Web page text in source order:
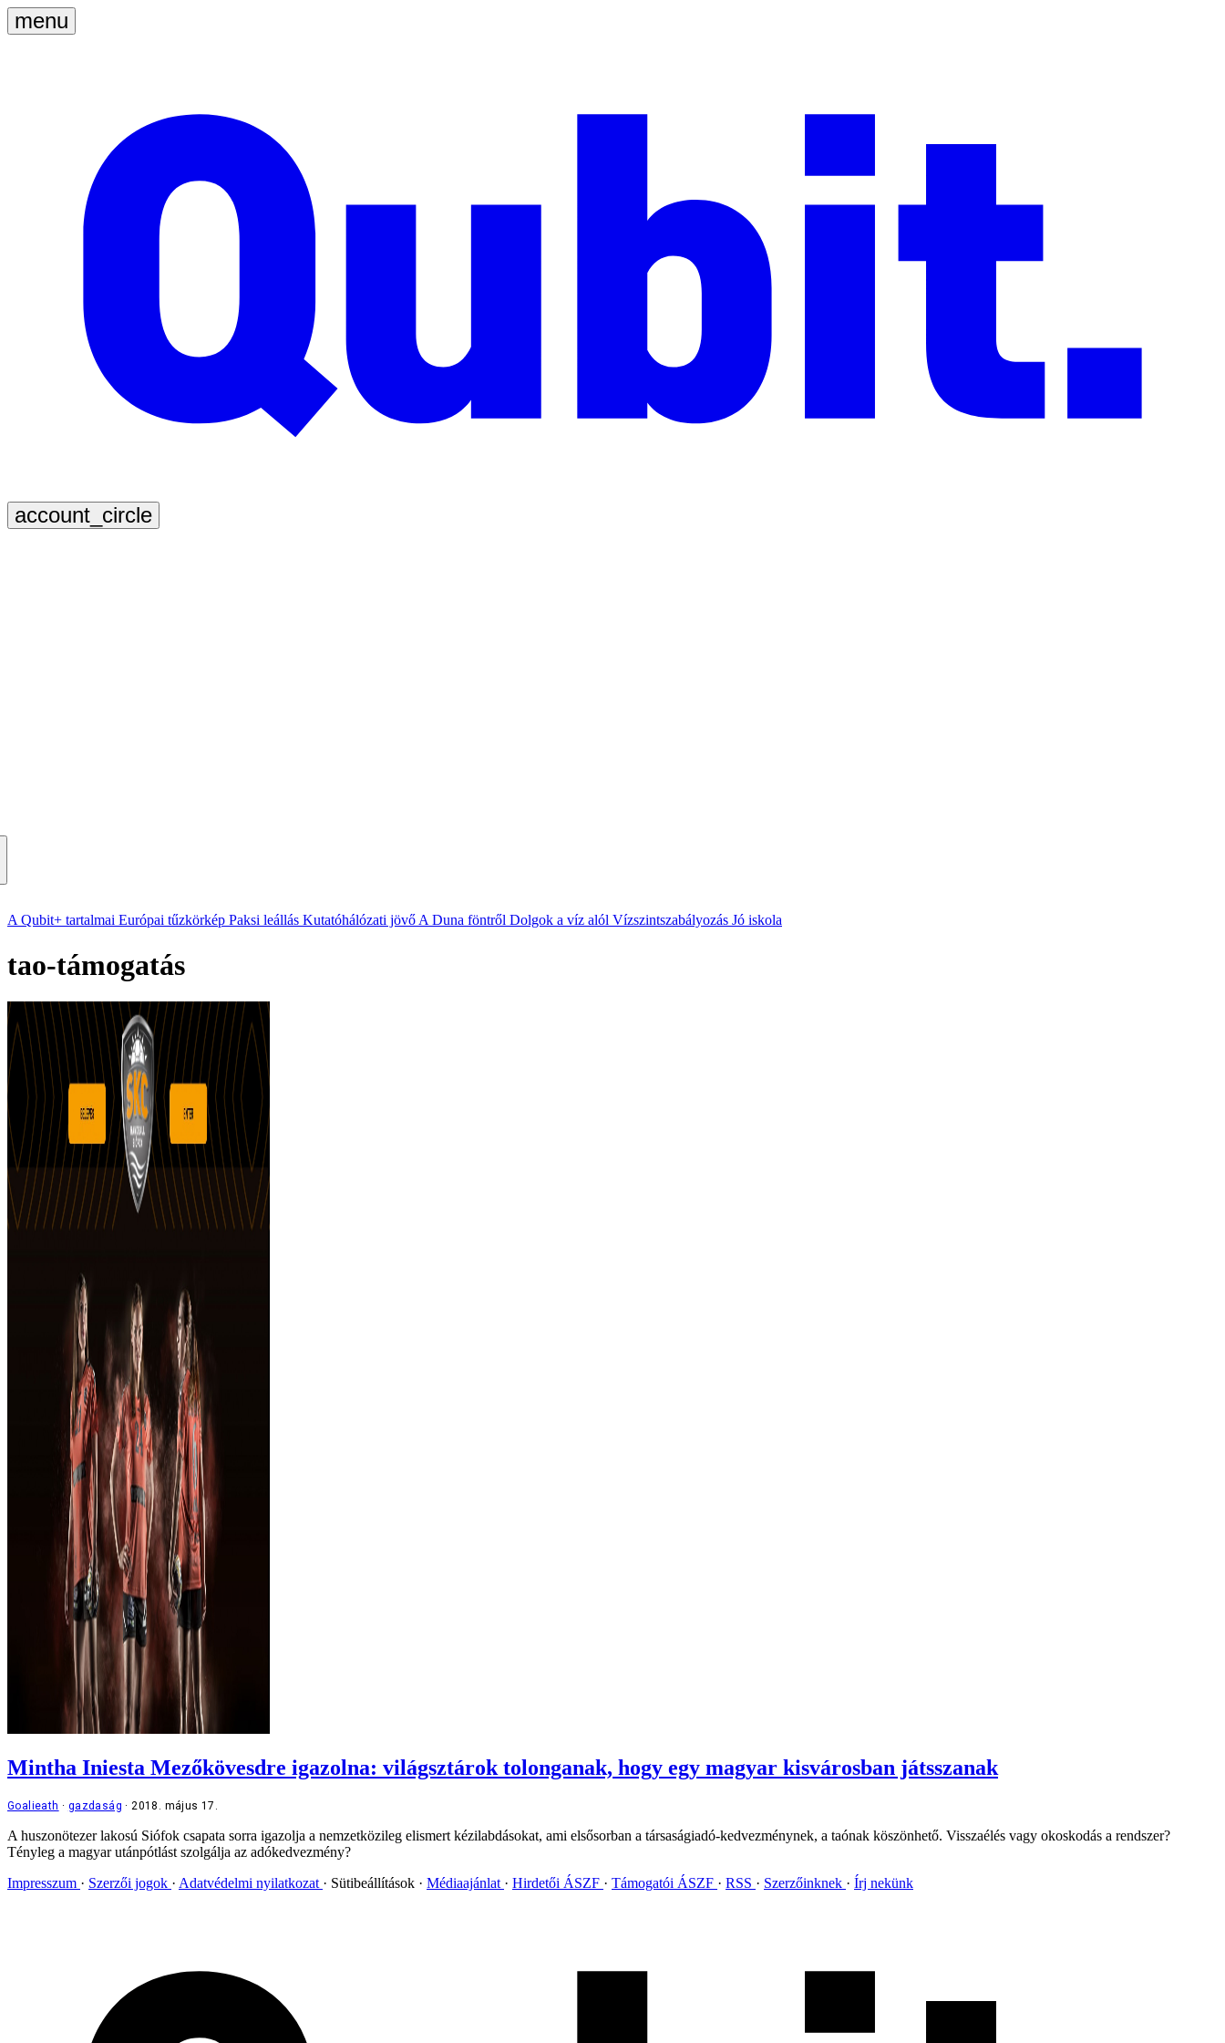
A Qubit+ tartalmai Európai tűzkörkép Paksi leállás Kutatóhálózati jövő A Duna föntről Dolgok a víz alól Vízszintszabályozás Jó iskola
tao-támogatás
Mintha Iniesta Mezőkövesdre igazolna: világsztárok tolonganak, hogy egy magyar kisvárosban játsszanak
Goalieath gazdaság 2018. május 17.
A huszonötezer lakosú Siófok csapata sorra igazolja a nemzetközileg elismert kézilabdásokat, ami elsősorban a társaságiadó-kedvezménynek, a taónak köszönhető. Visszaélés vagy okoskodás a rendszer?
Tényleg a magyar utánpótlást szolgálja az adókedvezmény?
Impresszum
Szerzői jogok Adatvédelmi nyilatkozat Sütibeállítások Médiaajánlat Hirdetői ÁSZF Támogatói ÁSZF RSS Szerzőinknek Írj nekünk